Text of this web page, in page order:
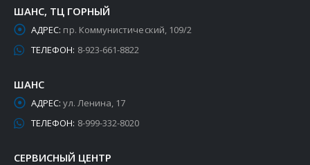
ШАНС, ТЦ ГОРНЫЙ
АДРЕС: пр. Коммунистический, 109/2
ТЕЛЕФОН: 8-923-661-8822
ШАНС
АДРЕС: ул. Ленина, 17
ТЕЛЕФОН: 8-999-332-8020
СЕРВИСНЫЙ ЦЕНТР